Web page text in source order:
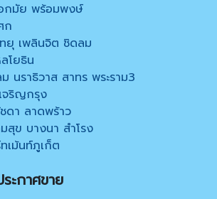
กมัย พร้อมพงษ์
ก
ยุ เพลินจิต ชิดลม
โยธิน
นราธิวาส สาทร พระราม3
จริญกรุง
ดา ลาดพร้าว
ข บางนา สำโรง
เม้นท์ภูเก็ต
ะกาศขาย